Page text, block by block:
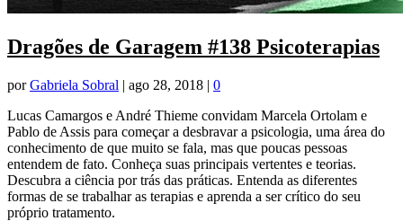
Dragões de Garagem #138 Psicoterapias
porGabriela Sobral | ago 28, 2018 | 0
Lucas Camargos e André Thieme convidam Marcela Ortolam e
Pablo de Assis para começar a desbravar a psicologia, uma área do
conhecimento de que muito se fala, mas que poucas pessoas
entendem de fato. Conheça suas principais vertentes e teorias.
Descubra a ciência por trás das práticas. Entenda as diferentes
formas de se trabalhar as terapias e aprenda a ser crítico do seu
próprio tratamento.